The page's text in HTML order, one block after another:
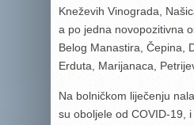
Kneževih Vinograda,
a po jedna novopozitivna
Belog Manastira, Čepina,
Erduta, Marijanaca,
Na bolničkom liječenju
su oboljele od COVID-19,